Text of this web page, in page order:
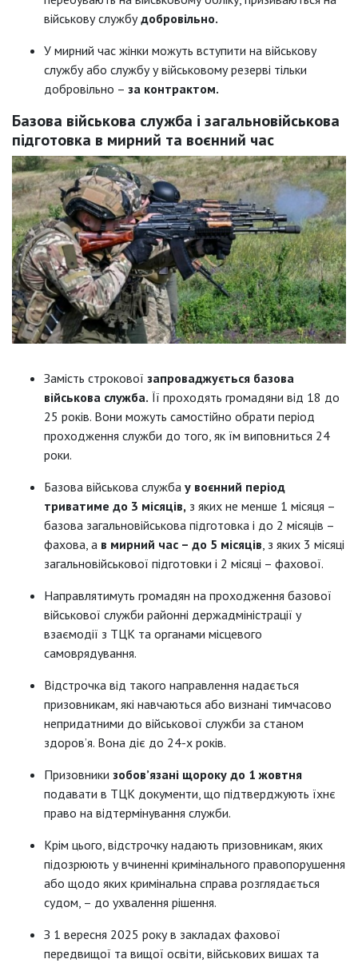
військову службудобровільно.
У мирний час жінки можуть вступити на військову
службу або службу у військовому резерві тільки
добровільно – за контрактом.
Базова військова служба і загальновійськова
підготовка в мирний та воєнний час
Замість строкової запроваджується базова
військова служба. Її проходять громадяни від 18 до
25 років. Вони можуть самостійно обрати період
проходження служби до того, як їм виповниться 24
роки.
Базова військова служба у воєнний період
триватиме до 3 місяців, з яких не менше 1 місяця –
базова загальновійськова підготовка і до 2 місяців –
фахова, а в мирний час – до 5 місяців, з яких 3 місяці
загальновійськової підготовки і 2 місяці – фахової.
Направлятимуть громадян на проходження базової
військової служби районні держадміністрації у
взаємодії з ТЦК та органами місцевого
самоврядування.
Відстрочка від такого направлення надається
призовникам, які навчаються або визнані тимчасово
непридатними до військової служби за станом
здоров’я. Вона діє до 24-х років.
Призовники зобов’язані щороку до 1 жовтня
подавати в ТЦК документи, що підтверджують їхнє
право на відтермінування служби.
Крім цього, відстрочку надають призовникам, яких
підозрюють у вчиненні кримінального правопорушення
або щодо яких кримінальна справа розглядається
судом, – до ухвалення рішення.
З 1 вересня 2025 року в закладах фахової
передвищої та вищої освіти, військових вишах та